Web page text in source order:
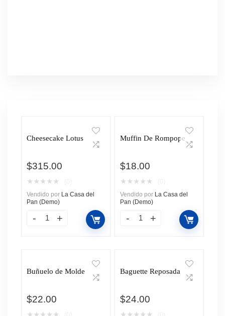
Cheesecake Lotus
$315.00
★ ★ ★ ★ ★
Vendido por La Casa del
Pan (Demo)
Muffin De Rompope
$18.00
★ ★ ★ ★ ★
Vendido por La Casa del
Pan (Demo)
Buñuelo de Molde
$22.00
★ ★ ★ ★ ★
Baguette Reposada
$24.00
★ ★ ★ ★ ★